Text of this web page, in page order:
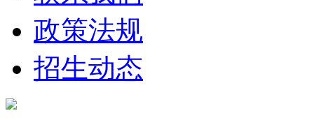
政策法规
招生动态